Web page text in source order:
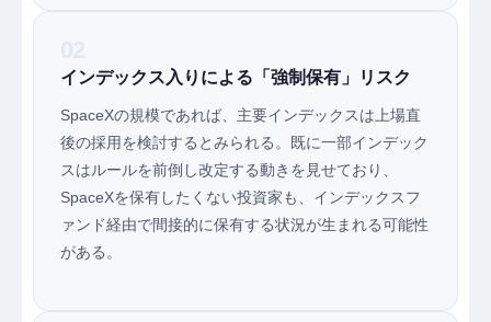
インデックス入りによる「強制保有」リスク
SpaceXの規模であれば、主要インデックスは上場直
後の採用を検討するとみられる。既に一部インデック
スはルールを前倒し改定する動きを見せており、
SpaceXを保有したくない投資家も、インデックスフ
ァンド経由で間接的に保有する状況が生まれる可能性
がある。